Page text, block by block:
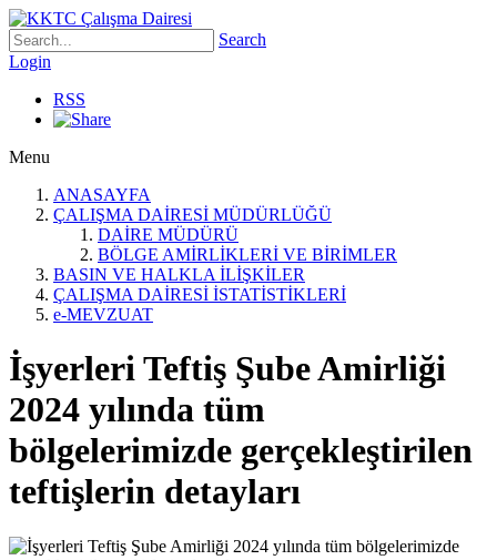
Search
Login
RSS
Menu
ANASAYFA
ÇALIŞMA DAİRESİ MÜDÜRLÜĞÜ
DAİRE MÜDÜRÜ
BÖLGE AMİRLİKLERİ VE BİRİMLER
BASIN VE HALKLA İLİŞKİLER
ÇALIŞMA DAİRESİ İSTATİSTİKLERİ
e-MEVZUAT
İşyerleri Teftiş Şube Amirliği
2024 yılında tüm
bölgelerimizde gerçekleştirilen
teftişlerin detayları